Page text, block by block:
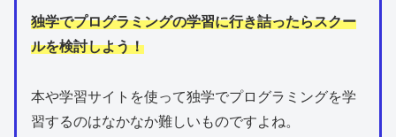
独学でプログラミングの学習に行き詰ったらスクー
ルを検討しよう！
本や学習サイトを使って独学でプログラミングを学
習するのはなかなか難しいものですよね。